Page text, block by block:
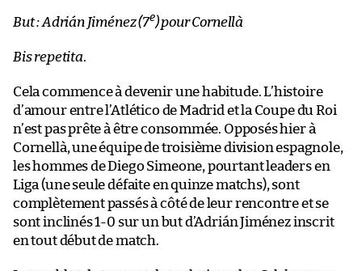
But : Adrián Jiménez (7e) pour Cornellà
Bis repetita.
Cela commence à devenir une habitude. L’histoire
d’amour entre l’Atlético de Madrid et la Coupe du Roi
n’est pas prête à être consommée. Opposés hier à
Cornellà, une équipe de troisième division espagnole,
les hommes de Diego Simeone, pourtant leaders en
Liga (une seule défaite en quinze matchs), sont
complètement passés à côté de leur rencontre et se
sont inclinés 1-0 sur un but d’Adrián Jiménez inscrit
en tout début de match.